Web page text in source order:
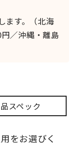
スペック
をお選びく
ます。（北海
／沖縄・離島